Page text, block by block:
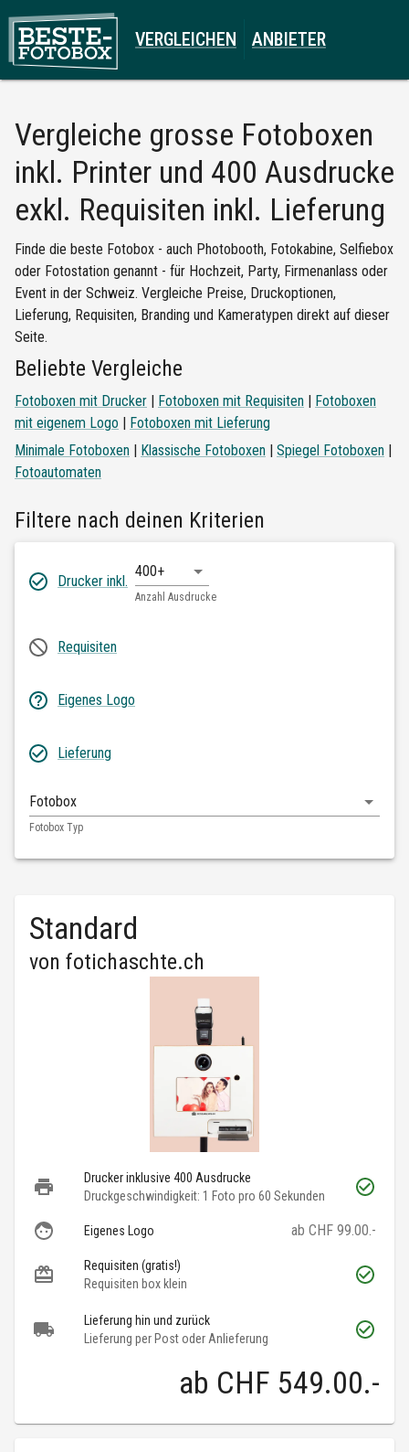
VERGLEICHEN ANBIETER
Vergleiche grosse Fotoboxen
inkl. Printer und 400 Ausdrucke
exkl. Requisiten inkl. Lieferung
Finde die beste Fotobox - auch Photobooth, Fotokabine, Selfiebox
oder Fotostation genannt - für Hochzeit, Party, Firmenanlass oder
Event in der Schweiz. Vergleiche Preise, Druckoptionen,
Lieferung, Requisiten, Branding und Kameratypen direkt auf dieser
Seite.
Beliebte Vergleiche
Fotoboxen mit Drucker Fotoboxen mit Requisiten
Fotoboxen
mit eigenem Logo
Fotoboxen mit Lieferung
Minimale Fotoboxen | Klassische Fotoboxen | Spiegel Fotoboxen |
Fotoautomaten
Filtere nach deinen Kriterien
Drucker inkl.
400+
Anzahl Ausdrucke
Requisiten
Eigenes Logo
Lieferung
Fotobox
Fotobox Typ
Standard
von fotichaschte.ch
Drucker inklusive 400 Ausdrucke
Druckgeschwindigkeit: 1 Foto pro 60 Sekunden
Eigenes Logo ab CHF 99.00.-
Requisiten (gratis!)
Requisiten box klein
Lieferung hin und zurück
Lieferung per Post oder Anlieferung
ab CHF 549.00.-